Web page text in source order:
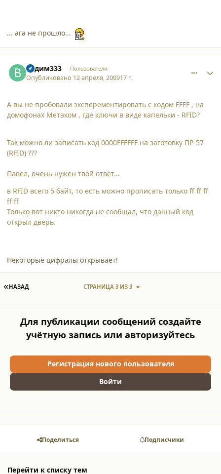
... ага не прошло...
Вадим333 Пользователи
Опубликовано 12 апреля, 200917 г.
А вы не пробовали эксперементировать с кодом FFFF , на
домофонах Метаком , где ключи в виде капельки - RFID?
Так можно ли записать код 0000FFFFFF на заготовку ПР-57
(RFID) ???
Павел, очень нужен твой ответ...
в RFID всего 5 байт, то есть можно прописать только ff ff ff
ff ff
Только вот никто никогда не сообщал, что данный код
открыл дверь.
Некоторые цифралы открывает!
ПЕРВАЯ СТРАНИЦА
НАЗАД СТРАНИЦА 3 ИЗ 3
Для публикации сообщений создайте
учётную запись или авторизуйтесь
Регистрация нового пользователя
Войти
Поделиться Подписчики
Перейти к списку тем